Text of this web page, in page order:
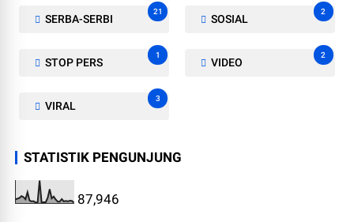
SERBA-SERBI
21
SOSIAL
2
STOP PERS
1
VIDEO
2
VIRAL
3
STATISTIK PENGUNJUNG
87,946